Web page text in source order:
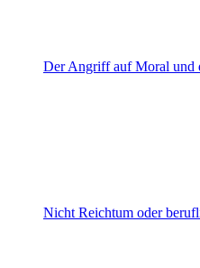
Der Angriff auf Moral
Nicht Reichtum oder